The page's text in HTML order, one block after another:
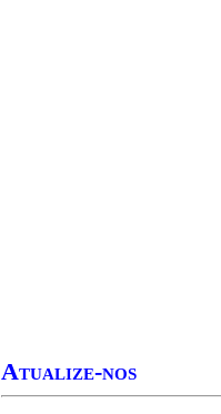
Atualize-nos